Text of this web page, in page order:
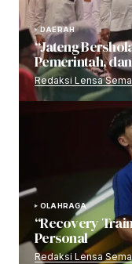
DAERAH
“Jateng
Pemerintah,
Redaksi Lensa
OLAHRAGA
“Recovery
Personal
Redaksi Lensa